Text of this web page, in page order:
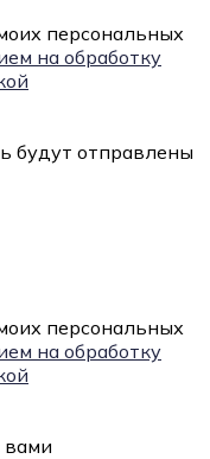
персональных
на обработку
будут отправлены
персональных
на обработку
вами